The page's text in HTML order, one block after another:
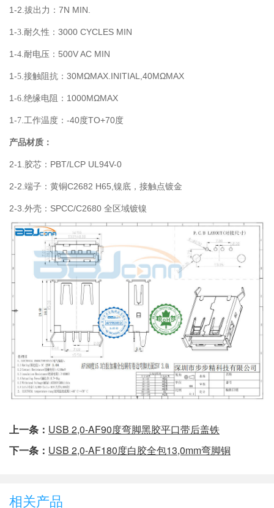
1-2. 拔出力： 7N MIN.
1-3 耐久性： 3000 CYCLES MIN
1-4 耐电压： 500V AC MIN
1-5 接触阻抗： 30MΩMAX.INITIAL,40MΩMAX
1-6 绝缘电阻： 1000MΩMAX
1-7 工作温度： -40度TO+70度
产品材质：
2-1. 胶芯： PBT/LCP UL94V-0
2-2. 端子：黄铜C2682 H65, 镍底，接触点镀金
2-3. 外壳： SPCC/C2680 全区域镀镍
上一条： USB 2,0-AF90度弯脚黑胶平口带后盖铁
下一条： USB 2,0-AF180度白胶全包13,0mm弯脚铜
相关产品